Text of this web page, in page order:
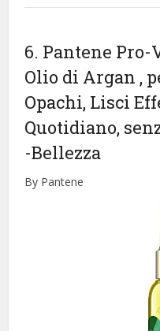
6. Pantene Pro-
Olio di Argan ,
Opachi, Lisci
Quotidiano,
-Bellezza
By Pantene